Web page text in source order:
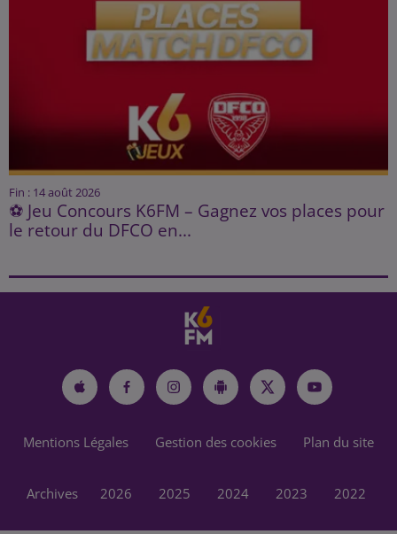
Fin : 14 août 2026
⚽ Jeu Concours K6FM – Gagnez vos places pour
le retour du DFCO en...
Mentions Légales Gestion des cookies Plan du site
Archives 2026 2025 2024 2023 2022